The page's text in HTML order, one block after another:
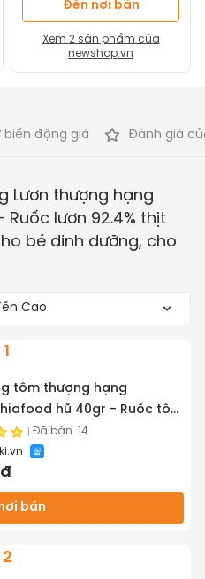
Đến nơi bán
Xem 2sản phẩm của
newshop.vn
biến động giá Đánh giá
Lươn thượng hạng
lươn 92.4% thịt
bé dinh dưỡng, cho
Cao
1
tôm thượng hạng
hũ 40gr - Ruốc tôm
thịt tôm chuẩn VietGap
dưỡng, cho mẹ nhàn
Đã bán 14
bán
2